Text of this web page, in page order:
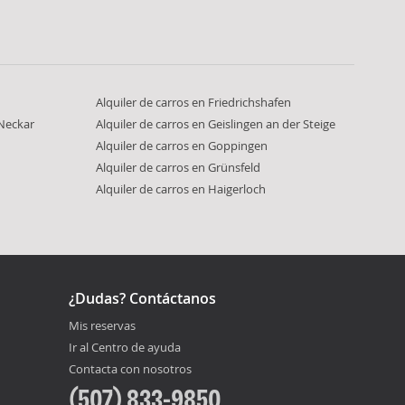
Alquiler de carros en Friedrichshafen
Alquiler de carros en Geislingen an der Steige
Alquiler de carros en Goppingen
Alquiler de carros en Grünsfeld
Alquiler de carros en Haigerloch
¿Dudas? Contáctanos
Mis reservas
Ir al Centro de ayuda
Contacta con nosotros